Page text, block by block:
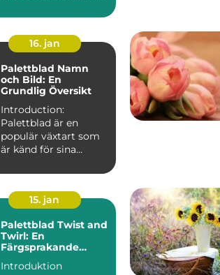
unika färgv...
16. jan
Palettblad Namn
och Bild: En
Grundlig Översikt
Introduction:
Palettblad är en
populär växtart som
är känd för sina
Dessutom finns de...
15. jan
Palettblad Twist and
Twirl: En
Färgsprakande
Introduktion